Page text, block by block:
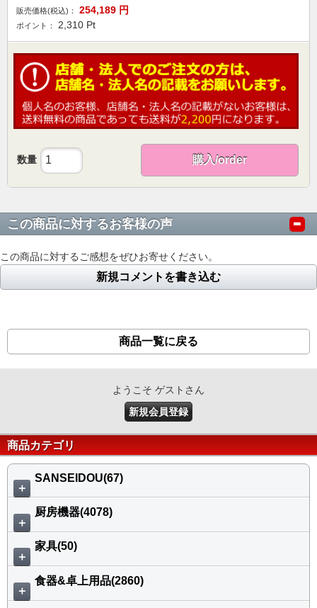
販売価格(税込)： 254,189 円
ポイント： 2,310 Pt
数量 購入/order
この商品に対するお客様の声
この商品に対するご感想をぜひお寄せください。
新規コメントを書き込む
商品一覧に戻る
ようこそ ゲストさん
新規会員登録
商品カテゴリ
＋
SANSEIDOU(67)
＋
厨房機器(4078)
＋
家具(50)
＋
食器&卓上用品(2860)